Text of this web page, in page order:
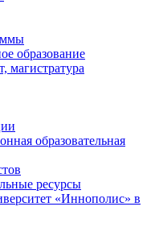
образование
магистратура
образовательная
ресурсы
«Иннополис» в